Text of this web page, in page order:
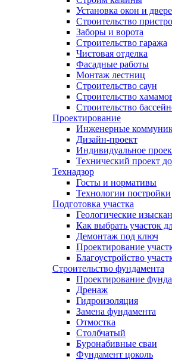
Установка окон и
Строительство
Заборы и ворота
Строительство гаража
Чистовая отделка
Фасадные работы
Монтаж лестниц
Строительство саун
Строительство
Строительство
Проектирование
Инженерные
Дизайн-проект
Индивидуальное
Технический проект
Технадзор
Госты и нормативы
Технологии постройки
Подготовка участка
Геологические
Как выбрать участок
Демонтаж под ключ
Проектирование
Благоустройство
Строительство фундамента
Проектирование
Дренаж
Гидроизоляция
Замена фундамента
Отмостка
Столбчатый
Буронабивные сваи
Фундамент цоколь